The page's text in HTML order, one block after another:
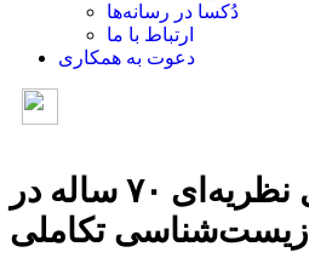
دُکسا در رسانه‌ها
ارتباط با ما
دعوت به همکاری
ابطال نظریه‌ای ۷۰ ساله در
زیست‌شناسی تکاملی